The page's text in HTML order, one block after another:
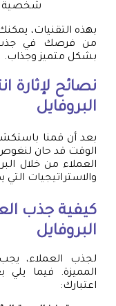
شخصية
بهذه التقنيات،
من فرصك في جذب
بشكل متميز وجذاب.
نصائح لإثارة
البروفايل
بعد أن قمنا
الوقت قد حان لنغوص
العملاء من خلال
والاستراتيجيات
كيفية جذب
البروفايل
لجذب العملاء،
المميزة. فيما
اعتبارك: